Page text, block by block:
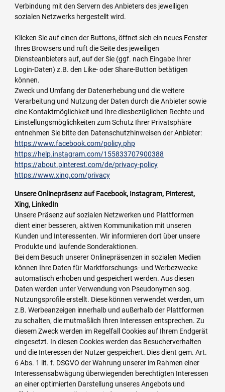
Verbindung mit den Servern des Anbieters des jeweiligen
sozialen Netzwerks hergestellt wird.
Klicken Sie auf einen der Buttons, öffnet sich ein neues Fenster
Ihres Browsers und ruft die Seite des jeweiligen
Diensteanbieters auf, auf der Sie (ggf. nach Eingabe Ihrer
Login-Daten) z.B. den Like- oder Share-Button betätigen
können.
Zweck und Umfang der Datenerhebung und die weitere
Verarbeitung und Nutzung der Daten durch die Anbieter sowie
eine Kontaktmöglichkeit und Ihre diesbezüglichen Rechte und
Einstellungsmöglichkeiten zum Schutz Ihrer Privatsphäre
entnehmen Sie bitte den Datenschutzhinweisen der Anbieter:
https://www.facebook.com/policy.php
https://help.instagram.com/155833707900388
https://about.pinterest.com/de/privacy-policy
https://www.xing.com/privacy
Unsere Onlinepräsenz auf Facebook, Instagram, Pinterest,
Xing, LinkedIn
Unsere Präsenz auf sozialen Netzwerken und Plattformen
dient einer besseren, aktiven Kommunikation mit unseren
Kunden und Interessenten. Wir informieren dort über unsere
Produkte und laufende Sonderaktionen.
Bei dem Besuch unserer Onlinepräsenzen in sozialen Medien
können Ihre Daten für Marktforschungs- und Werbezwecke
automatisch erhoben und gespeichert werden. Aus diesen
Daten werden unter Verwendung von Pseudonymen sog.
Nutzungsprofile erstellt. Diese können verwendet werden, um
z.B. Werbeanzeigen innerhalb und außerhalb der Plattformen
zu schalten, die mutmaßlich Ihren Interessen entsprechen. Zu
diesem Zweck werden im Regelfall Cookies auf Ihrem Endgerät
eingesetzt. In diesen Cookies werden das Besucherverhalten
und die Interessen der Nutzer gespeichert. Dies dient gem. Art.
6 Abs. 1 lit. f. DSGVO der Wahrung unserer im Rahmen einer
Interessensabwägung überwiegenden berechtigten Interessen
an einer optimierten Darstellung unseres Angebots und